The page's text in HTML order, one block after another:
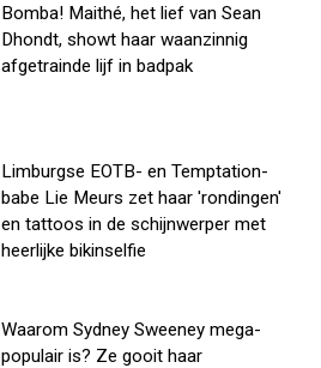
Bomba! Maithé, het lief van Sean
Dhondt, showt haar waanzinnig
afgetrainde lijf in badpak
Limburgse EOTB- en Temptation-
babe Lie Meurs zet haar 'rondingen'
en tattoos in de schijnwerper met
heerlijke bikinselfie
Waarom Sydney Sweeney mega-
populair is? Ze gooit haar